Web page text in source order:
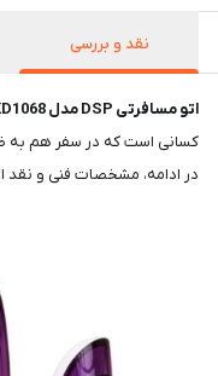
نقد و بررسی
اتو مسافرتی DSP مدل KD1068
کسانی است که در سفر هم به
در ادامه، مشخصات فنی و نقد